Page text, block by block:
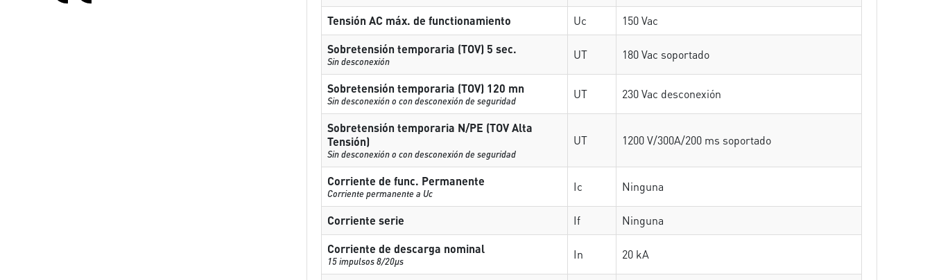
Tensión AC máx. de functionamiento
Uc
150 Vac
Sobretensión temporaria (TOV) 5 sec.
Sin desconexión UT 180 Vac soportado
Sobretensión temporaria (TOV) 120 mn
Sin desconexión o con desconexión de seguridad UT 230 Vac desconexión
Sobretensión temporaria N/PE (TOV Alta
Tensión)
Sin desconexión o con desconexión de seguridad
UT 1200 V/300A/200 ms soportado
Corriente de func. Permanente
Corriente permanente a Uc Ic Ninguna
Corriente serie If
Ninguna
Corriente de descarga nominal
15 impulsos 8/20µs In 20 kA